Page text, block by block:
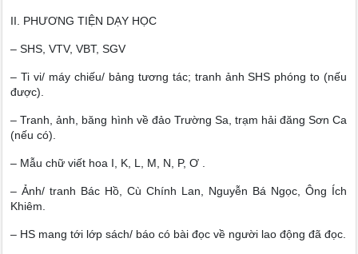
II. PHƯƠNG TIỆN DẠY HỌC
– SHS, VTV, VBT, SGV
– Ti vi/ máy chiếu/ bảng tương tác; tranh ảnh SHS phóng to (nếu
được).
– Tranh, ảnh, băng hình về đảo Trường Sa, trạm hải đăng Sơn Ca
(nếu có).
– Mẫu chữ viết hoa I, K, L, M, N, P, Ơ .
– Ảnh/ tranh Bác Hồ, Cù Chính Lan, Nguyễn Bá Ngọc, Ông Ích
Khiêm.
– HS mang tới lớp sách/ báo có bài đọc về người lao động đã đọc.